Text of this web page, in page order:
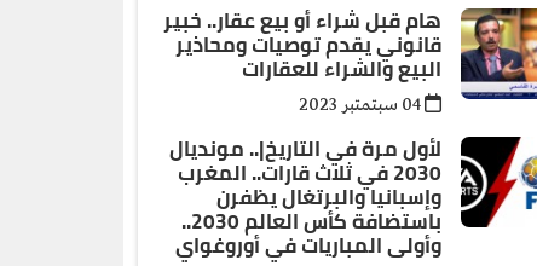
هام قبل شراء أو بيع عقار.. خبير
قانوني يقدم توصيات ومحاذير
البيع والشراء للعقارات
لأول مرة في التاريخ|.. مونديال
2030 في ثلاث قارات.. المغرب
وإسبانيا والبرتغال يظفرن
باستضافة كأس العالم 2030..
وأولى المباريات في أوروغواي